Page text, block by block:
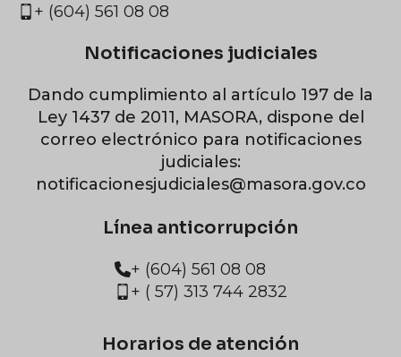
+ (604) 561 08 08
Notificaciones judiciales
Dando cumplimiento al artículo 197 de la
Ley 1437 de 2011, MASORA, dispone del
correo electrónico para notificaciones
judiciales:
notificacionesjudiciales@masora.gov.co
Línea anticorrupción
+ (604) 561 08 08
+ ( 57) 313 744 2832
Horarios de atención